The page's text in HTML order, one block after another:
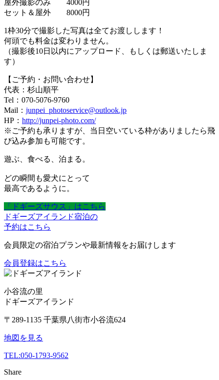
屋外撮影のみ 4000円
セット＆屋外 8000円
1枠30分で撮影した写真は全てお渡しします！
何頭でも料金は変わりません。
（撮影後10日以内にアップロード、もしくは郵送いたしま
す）
【ご予約・お問い合わせ】
代表：杉山順平
Tel：070-5076-9760
Mail： junpei_photoservice@outlook.jp
HP： http://junpei-photo.com/
※ご予約も承りますが、当日空いている枠がありましたら飛
び込み参加も可能です。
遊ぶ、食べる、泊まる。
どの瞬間も愛犬にとって
最高であるように。
「ドギーズサウス」はこちら
ドギーズアイランド宿泊の
予約はこちら
会員限定の宿泊プランや最新情報をお届けします
会員登録はこちら
小谷流の里
ドギーズアイランド
〒289-1135 千葉県八街市小谷流624
地図を見る
TEL:050-1793-9562
Share